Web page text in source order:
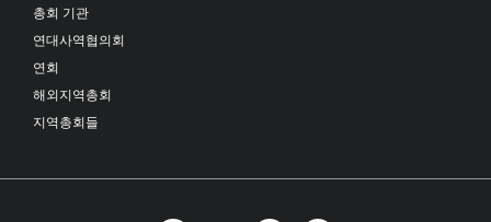
총회 기관
연대사역협의회
연회
해외지역총회
지역총회들